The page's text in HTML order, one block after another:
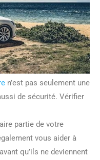
n’est pas seulement une
de sécurité. Vérifier
partie de votre
vous aider à
qu’ils ne deviennent